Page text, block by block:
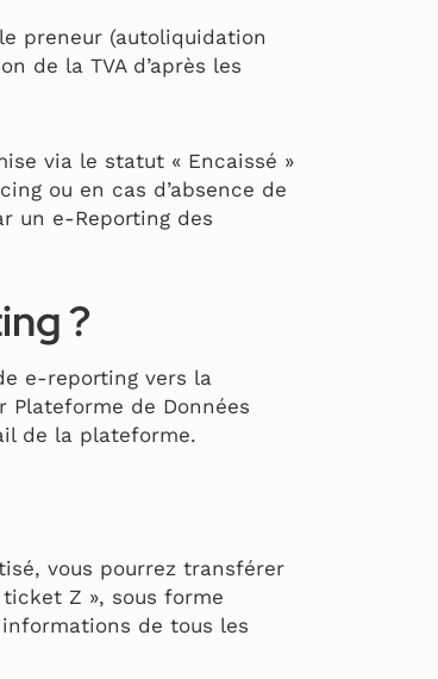
preneur (autoliquidation
de la TVA d’après les
via le statut « Encaissé »
ou en cas d’absence de
un e-Reporting des
?
e-reporting vers la
Plateforme de Données
de la plateforme.
vous pourrez transférer
Z », sous forme
de tous les